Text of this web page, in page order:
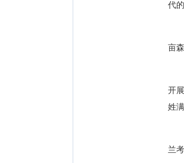
代
焦
亩
党
开
姓
“
兰